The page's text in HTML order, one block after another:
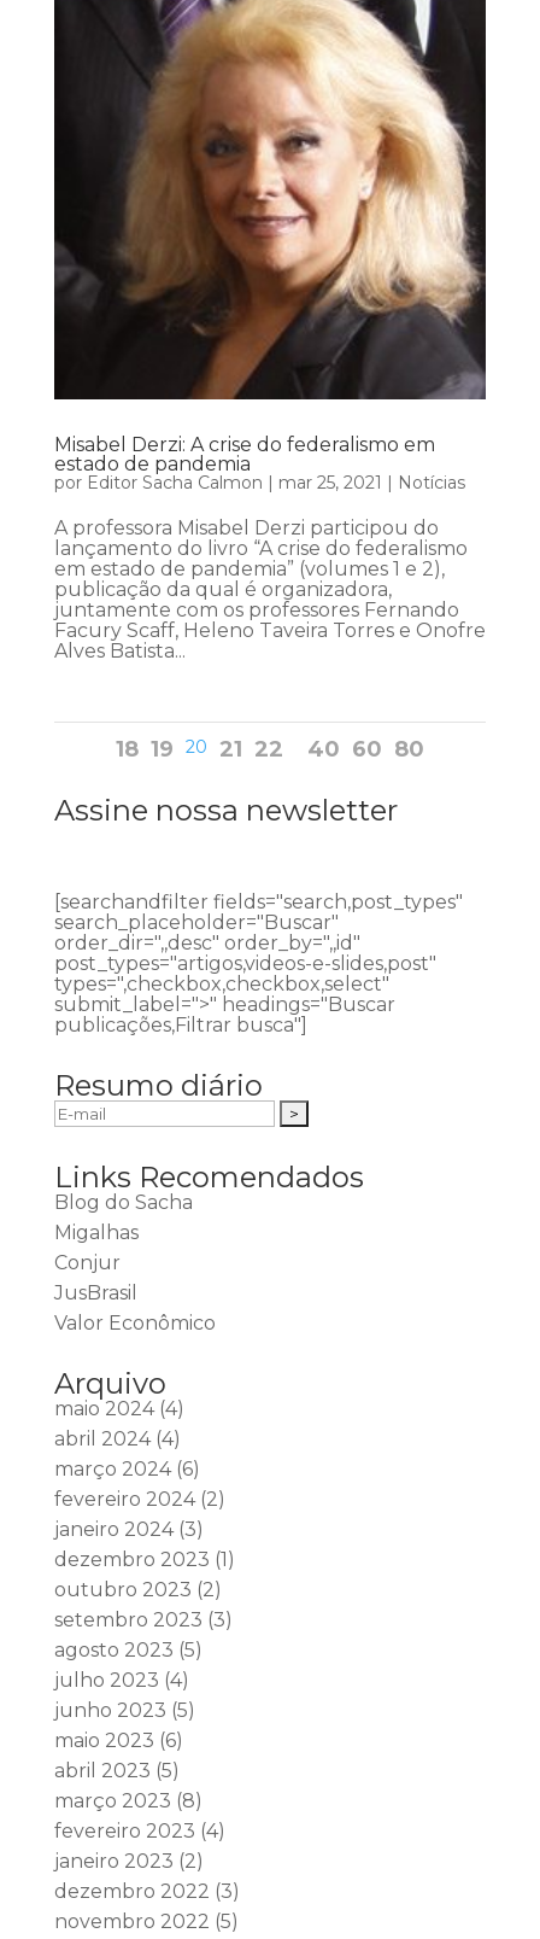
Misabel Derzi: A crise do federalismo em
estado de pandemia
por Editor Sacha Calmon | mar 25, 2021 | Notícias
A professora Misabel Derzi participou do
lançamento do livro “A crise do federalismo
em estado de pandemia” (volumes 1 e 2),
publicação da qual é organizadora,
juntamente com os professores Fernando
Facury Scaff, Heleno Taveira Torres e Onofre
Alves Batista...
18 19 20 21 22 40 60 80
Assine nossa newsletter
[searchandfilter fields="search,post_types"
search_placeholder="Buscar"
order_dir=",,desc" order_by=",,id"
post_types="artigos,videos-e-slides,post"
types=",checkbox,checkbox,select"
submit_label=">" headings="Buscar
publicações,Filtrar busca"]
Resumo diário
Links Recomendados
Blog do Sacha
Migalhas
Conjur
JusBrasil
Valor Econômico
Arquivo
maio 2024(4)
abril 2024(4)
março 2024(6)
fevereiro 2024(2)
janeiro 2024(3)
dezembro 2023 (1)
outubro 2023 (2)
setembro 2023 (3)
agosto 2023 (5)
julho 2023 (4)
junho 2023 (5)
maio 2023 (6)
abril 2023 (5)
março 2023 (8)
fevereiro 2023 (4)
janeiro 2023 (2)
dezembro 2022 (3)
novembro 2022 (5)